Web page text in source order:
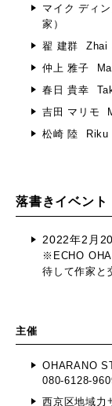
マイク ディ
家）
翟 建群 Zhai
仲上 雅子
春日 貴幸
吉田 マリモ
松崎 陸 Riku
落書きイベント
2022年2月
※ECHO
待して作家と
​主催
OHARANO
080-6128-
西京区地域力